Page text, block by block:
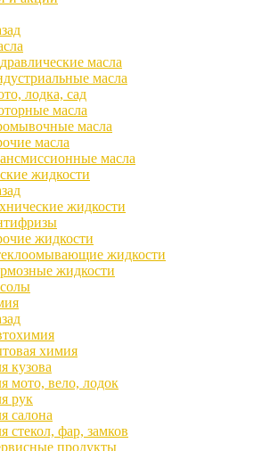
масла
масла
лодка, сад
масла
масла
масла
масла
жидкости
жидкости
жидкости
жидкости
жидкости
химия
кузова
мото, вело, лодок
рук
салона
стекол, фар, замков
продукты